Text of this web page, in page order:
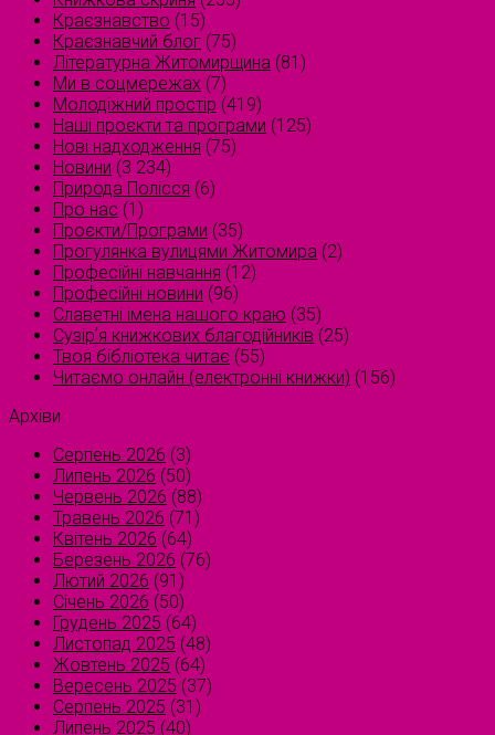
Краєзнавство (15)
Краєзнавчий блог (75)
Літературна Житомирщина (81)
Ми в соцмережах (7)
Молодіжний простір (419)
Наші проєкти та програми (125)
Нові надходження (75)
Новини (3 234)
Природа Полісся (6)
Про нас (1)
Проєкти/Програми (35)
Прогулянка вулицями Житомира (2)
Професійні навчання (12)
Професійні новини (96)
Славетні імена нашого краю (35)
Сузірʼя книжкових благодійників (25)
Твоя бібліотека читає (55)
Читаємо онлайн (електронні книжки) (156)
Архіви
Серпень 2026 (3)
Липень 2026 (50)
Червень 2026 (88)
Травень 2026 (71)
Квітень 2026 (64)
Березень 2026 (76)
Лютий 2026 (91)
Січень 2026 (50)
Грудень 2025 (64)
Листопад 2025 (48)
Жовтень 2025 (64)
Вересень 2025 (37)
Серпень 2025 (31)
Липень 2025 (40)